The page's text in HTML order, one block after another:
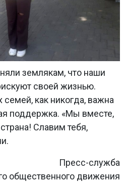
землякам, что наши
своей жизнью.
как никогда, важна
поддержка. «Мы вместе,
Славим тебя,
Пресс-служба
общественного движения